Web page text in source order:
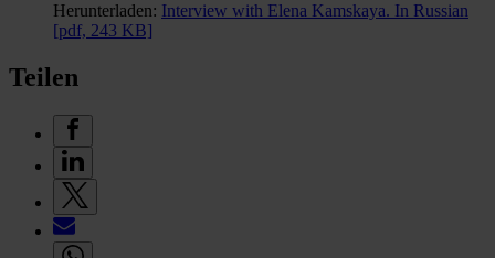
Herunterladen: Interview with Elena Kamskaya. In Russian
[pdf, 243 KB]
Teilen